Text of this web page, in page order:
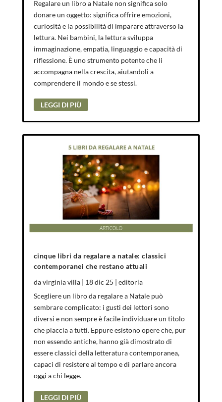
Regalare un libro a Natale non significa solo
donare un oggetto: significa offrire emozioni,
curiosità e la possibilità di imparare attraverso la
lettura. Nei bambini, la lettura sviluppa
immaginazione, empatia, linguaggio e capacità di
riflessione. È uno strumento potente che li
accompagna nella crescita, aiutandoli a
comprendere il mondo e se stessi.
LEGGI DI PIÙ
cinque libri da regalare a natale: classici
contemporanei che restano attuali
davirginia villa| 18 dic 25 | editoria
Scegliere un libro da regalare a Natale può
sembrare complicato: i gusti dei lettori sono
diversi e non sempre è facile individuare un titolo
che piaccia a tutti. Eppure esistono opere che, pur
non essendo antiche, hanno già dimostrato di
essere classici della letteratura contemporanea,
capaci di resistere al tempo e di parlare ancora
oggi a chi legge.
LEGGI DI PIÙ